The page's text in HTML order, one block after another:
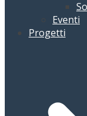
Eventi
Progetti